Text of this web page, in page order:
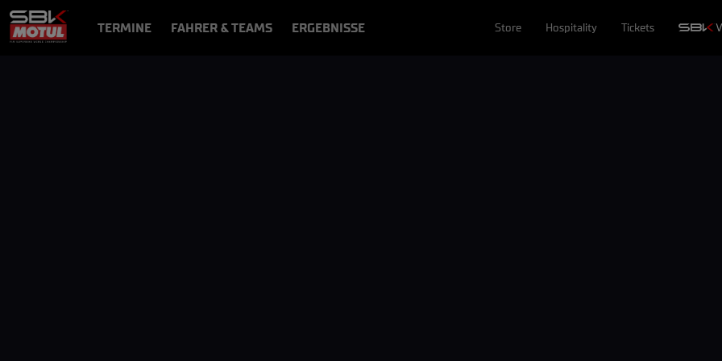
TERMINE FAHRER & TEAMS ERGEBNISSE Store Hospitality Tickets